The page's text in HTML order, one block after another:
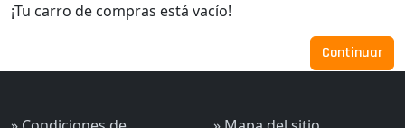
¡Tu carro de compras está vacío!
Continuar